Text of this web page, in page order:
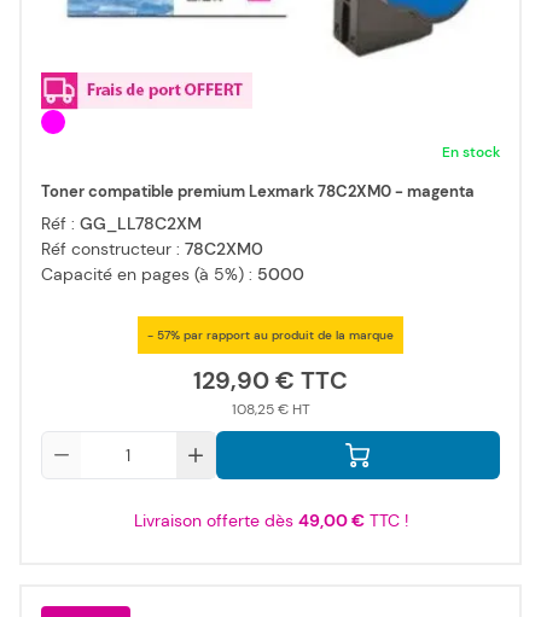
En stock
Toner compatible premium Lexmark 78C2XM0 - magenta
Réf : GG_LL78C2XM
Réf constructeur : 78C2XM0
Capacité en pages (à 5%) : 5000
- 57% par rapport au produit de la marque
129,90 €
108,25 €
Livraison offerte dès 49,00 €TTC !